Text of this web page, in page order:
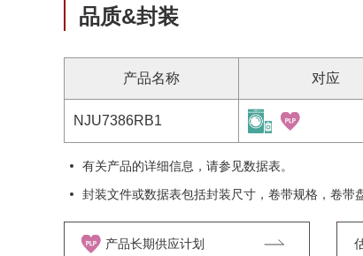
品质&封装
产品名称 对应
NJU7386RB1
有关产品的详细信息，请参见数据表。
封装文件或数据表包括封装尺寸，卷带规格，卷带
产品长期供应计划